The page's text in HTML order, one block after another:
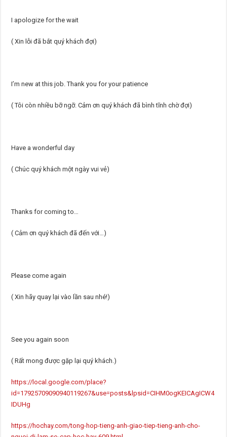
I apologize for the wait
( Xin lỗi đã bắt quý khách đợi)
I’m new at this job. Thank you for your patience
( Tôi còn nhiều bỡ ngỡ. Cảm ơn quý khách đã bình tĩnh chờ đợi)
Have a wonderful day
( Chúc quý khách một ngày vui vẻ)
Thanks for coming to…
( Cảm ơn quý khách đã đến với…)
Please come again
( Xin hãy quay lại vào lần sau nhé!)
See you again soon
( Rất mong được gặp lại quý khách.)
https://local.google.com/place?
id=17925709090940119267&use=posts&lpsid=CIHM0ogKEICAgICW4
IDUHg
https://hochay.com/tong-hop-tieng-anh-giao-tiep-tieng-anh-cho-